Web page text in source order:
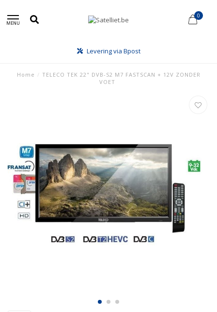
MENU
0
Levering via Bpost
Home / TELECO TEK 22" DVB-S2 M7 FASTSCAN + 12V ZONDER
VOET